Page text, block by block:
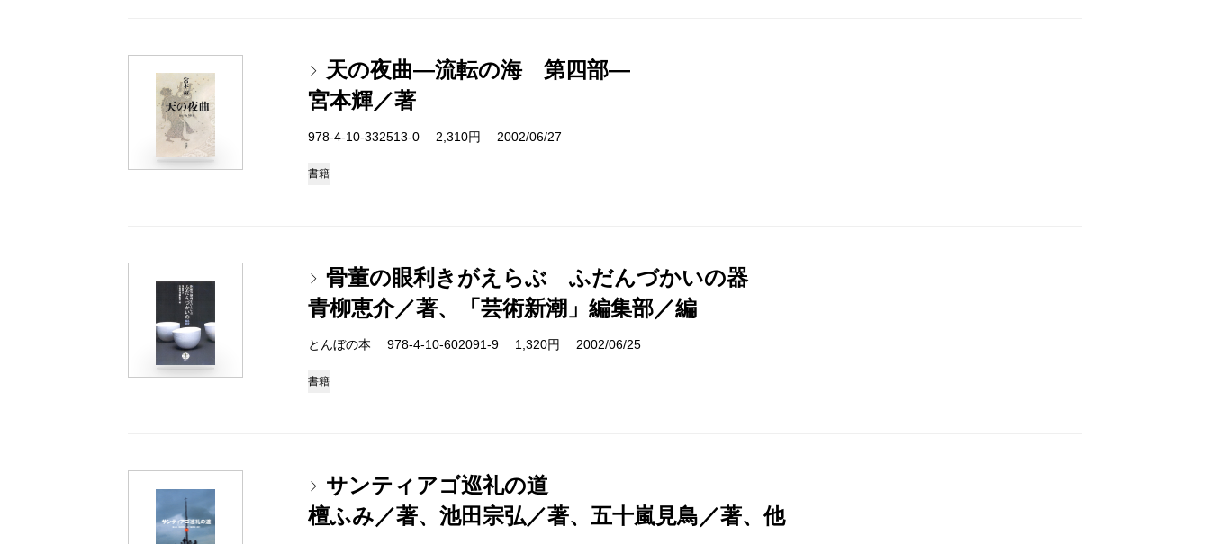
天の夜曲―流転の海 第四部―
宮本輝／著
978-4-10-332513-0 2,310円 2002/06/27
書籍
骨董の眼利きがえらぶ ふだんづかいの器
青柳恵介／著、「芸術新潮」編集部／編
とんぼの本 978-4-10-602091-9 1,320円 2002/06/25
書籍
サンティアゴ巡礼の道
檀ふみ／著、池田宗弘／著、五十嵐見鳥／著、他